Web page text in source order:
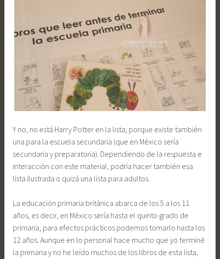
Y no, no está Harry Potter en la lista; porque existe también
una para la escuela secundaria (que en México sería
secundaria y preparatoria). Dependiendo de la respuesta e
interacción con este material, podría hacer también esa
lista ilustrada o quizá una lista para adultos.
La educación primaria británica abarca de los 5 a los 11
años, es decir, en México sería hasta el quinto grado de
primaria, para efectos prácticos podemos tomarlo hasta los
12 años. Aunque en lo personal hace mucho que yo terminé
la primaria y no he leído muchos de los libros de esta lista,